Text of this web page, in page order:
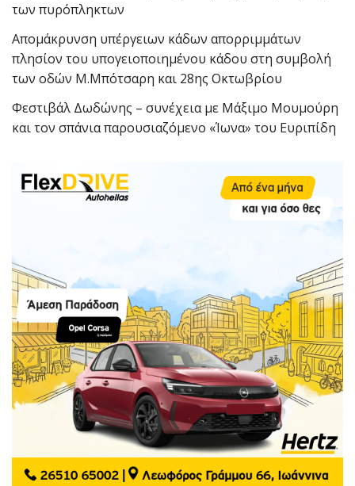
των πυρόπληκτων
Απομάκρυνση υπέργειων κάδων απορριμμάτων
πλησίον του υπογειοποιημένου κάδου στη συμβολή
των οδών Μ.Μπότσαρη και 28ης Οκτωβρίου
Φεστιβάλ Δωδώνης – συνέχεια με Μάξιμο Μουμούρη
και τον σπάνια παρουσιαζόμενο «Ίωνα» του Ευριπίδη